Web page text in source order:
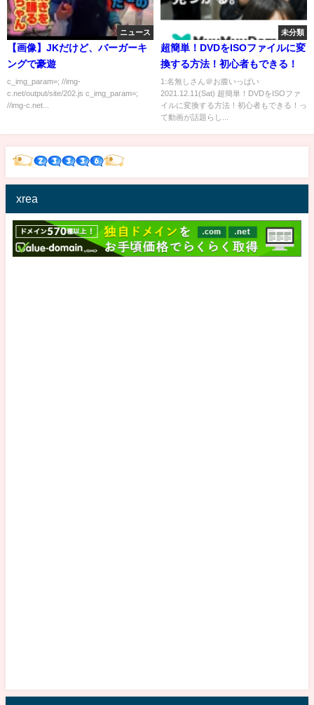
ニュース
【画像】JKだけど、バーガーキ
ングで豪遊
c_img_param=; //img-
c.net/output/site/202.js c_img_param=;
//img-c.net...
未分類
超簡単！DVDをISOファイルに変
換する方法！初心者もできる！
1:名無しさん＠お腹いっぱい
2021.12.11(Sat) 超簡単！DVDをISOファ
イルに変換する方法！初心者もできる！っ
て動画が話題らし...
xrea